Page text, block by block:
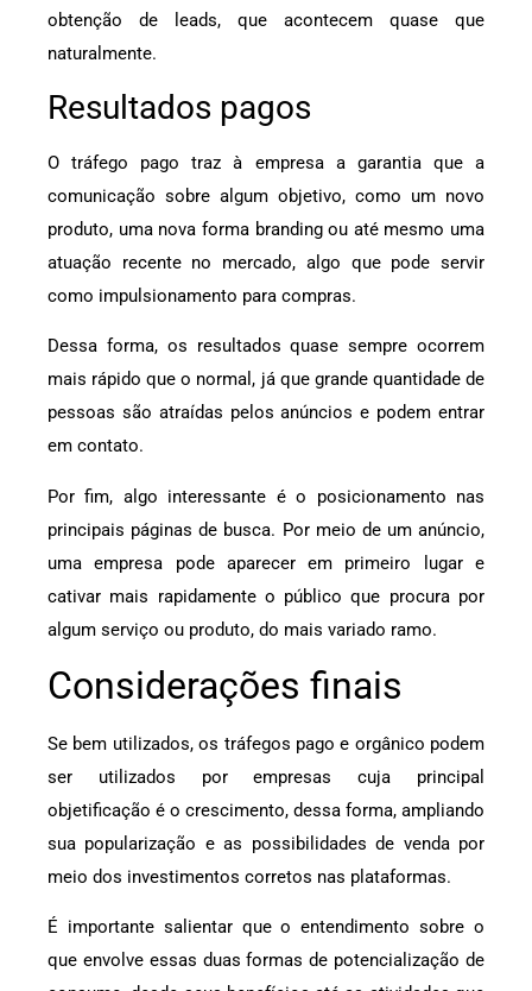
obtenção de leads, que acontecem quase que
naturalmente.
Resultados pagos
O tráfego pago traz à empresa a garantia que a
comunicação sobre algum objetivo, como um novo
produto, uma nova forma branding ou até mesmo uma
atuação recente no mercado, algo que pode servir
como impulsionamento para compras.
Dessa forma, os resultados quase sempre ocorrem
mais rápido que o normal, já que grande quantidade de
pessoas são atraídas pelos anúncios e podem entrar
em contato.
Por fim, algo interessante é o posicionamento nas
principais páginas de busca. Por meio de um anúncio,
uma empresa pode aparecer em primeiro lugar e
cativar mais rapidamente o público que procura por
algum serviço ou produto, do mais variado ramo.
Considerações finais
Se bem utilizados, os tráfegos pago e orgânico podem
ser utilizados por empresas cuja principal
objetificação é o crescimento, dessa forma, ampliando
sua popularização e as possibilidades de venda por
meio dos investimentos corretos nas plataformas.
É importante salientar que o entendimento sobre o
que envolve essas duas formas de potencialização de